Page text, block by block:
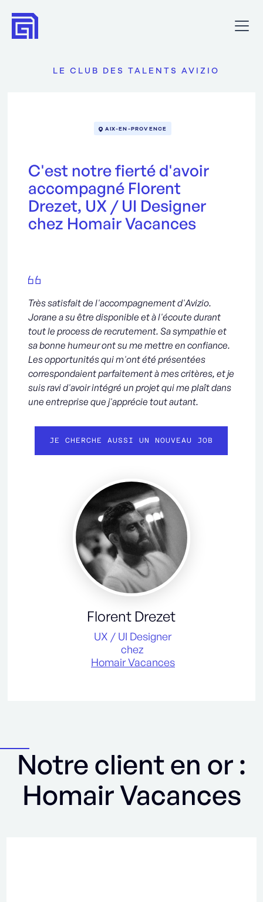
LE CLUB DES TALENTS AVIZIO
AIX-EN-PROVENCE
C'est notre fierté d'avoir
accompagné Florent
Drezet, UX / UI Designer
chez Homair Vacances
Très satisfait de l'accompagnement d'Avizio.
Jorane a su être disponible et à l'écoute durant
tout le process de recrutement. Sa sympathie et
sa bonne humeur ont su me mettre en confiance.
Les opportunités qui m'ont été présentées
correspondaient parfaitement à mes critères, et je
suis ravi d'avoir intégré un projet qui me plaît dans
une entreprise que j'apprécie tout autant.
JE CHERCHE AUSSI UN NOUVEAU JOB
Florent Drezet
UX / UI Designer
chez
Homair Vacances
Notre client en or :
Homair Vacances